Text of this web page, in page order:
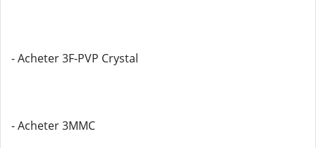
- Acheter 3F-PVP Crystal
- Acheter 3MMC